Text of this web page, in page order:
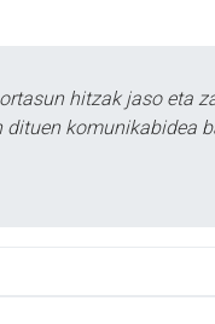
hitzak jaso eta
komunikabidea